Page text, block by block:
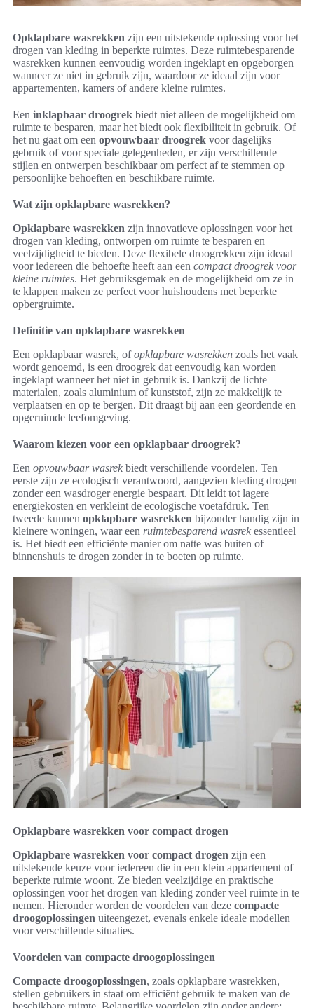
Opklapbare wasrekken zijn een uitstekende oplossing voor het
drogen van kleding in beperkte ruimtes. Deze ruimtebesparende
wasrekken kunnen eenvoudig worden ingeklapt en opgeborgen
wanneer ze niet in gebruik zijn, waardoor ze ideaal zijn voor
appartementen, kamers of andere kleine ruimtes.
Een inklapbaar droogrek biedt niet alleen de mogelijkheid om
ruimte te besparen, maar het biedt ook flexibiliteit in gebruik. Of
het nu gaat om een opvouwbaar droogrek voor dagelijks
gebruik of voor speciale gelegenheden, er zijn verschillende
stijlen en ontwerpen beschikbaar om perfect af te stemmen op
persoonlijke behoeften en beschikbare ruimte.
Wat zijn opklapbare wasrekken?
Opklapbare wasrekken zijn innovatieve oplossingen voor het
drogen van kleding, ontworpen om ruimte te besparen en
veelzijdigheid te bieden. Deze flexibele droogrekken zijn ideaal
voor iedereen die behoefte heeft aan een compact droogrek voor
kleine ruimtes. Het gebruiksgemak en de mogelijkheid om ze in
te klappen maken ze perfect voor huishoudens met beperkte
opbergruimte.
Definitie van opklapbare wasrekken
Een opklapbaar wasrek, ofopklapbare wasrekken zoals het vaak
wordt genoemd, is een droogrek dat eenvoudig kan worden
ingeklapt wanneer het niet in gebruik is. Dankzij de lichte
materialen, zoals aluminium of kunststof, zijn ze makkelijk te
verplaatsen en op te bergen. Dit draagt bij aan een geordende en
opgeruimde leefomgeving.
Waarom kiezen voor een opklapbaar droogrek?
Een opvouwbaar wasrek biedt verschillende voordelen. Ten
eerste zijn ze ecologisch verantwoord, aangezien kleding drogen
zonder een wasdroger energie bespaart. Dit leidt tot lagere
energiekosten en verkleint de ecologische voetafdruk. Ten
tweede kunnen opklapbare wasrekken bijzonder handig zijn in
kleinere woningen, waar een ruimtebesparend wasrek essentieel
is. Het biedt een efficiënte manier om natte was buiten of
binnenshuis te drogen zonder in te boeten op ruimte.
Opklapbare wasrekken voor compact drogen
Opklapbare wasrekken voor compact drogen zijn een
uitstekende keuze voor iedereen die in een klein appartement of
beperkte ruimte woont. Ze bieden veelzijdige en praktische
oplossingen voor het drogen van kleding zonder veel ruimte in te
nemen. Hieronder worden de voordelen van deze compacte
droogoplossingen uiteengezet, evenals enkele ideale modellen
voor verschillende situaties.
Voordelen van compacte droogoplossingen
Compacte droogoplossingen, zoals opklapbare wasrekken,
stellen gebruikers in staat om efficiënt gebruik te maken van de